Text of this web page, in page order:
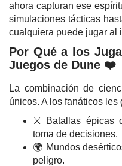
ahora capturan ese
simulaciones tácticas
cualquiera puede jugar al
Por Qué a los
Juegos de Dune ❤️
La combinación de
únicos. A los fanáticos les
⚔️ Batallas épicas
toma de decisiones.
🌍 Mundos
peligro.